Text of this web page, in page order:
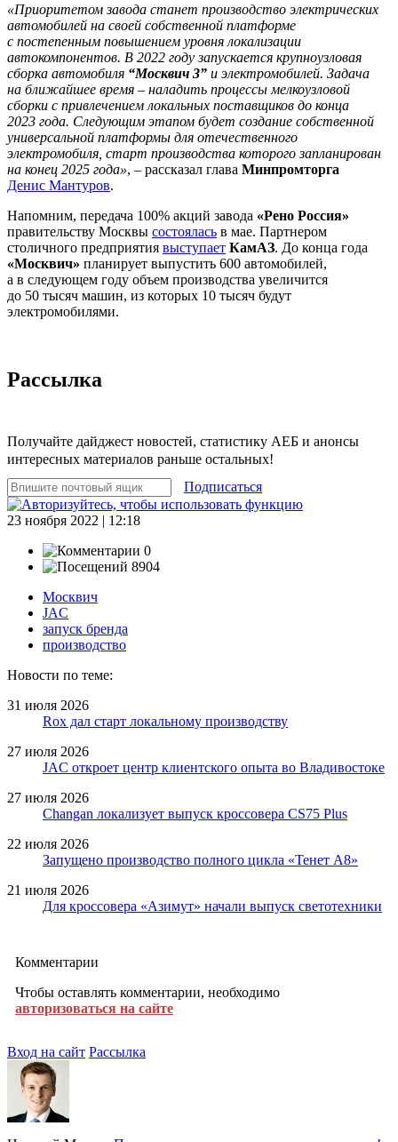
«Приоритетом завода станет производство электрических
автомобилей на своей собственной платформе
с постепенным повышением уровня локализации
автокомпонентов. В 2022 году запускается крупноузловая
сборка автомобиля “Москвич 3” и электромобилей. Задача
на ближайшее время – наладить процессы мелкоузловой
сборки с привлечением локальных поставщиков до конца
2023 года. Следующим этапом будет создание собственной
универсальной платформы для отечественного
электромобиля, старт производства которого запланирован
на конец 2025 года», – рассказал глава Минпромторга
Денис Мантуров.
Напомним, передача 100% акций завода «Рено Россия»
правительству Москвы состоялась в мае. Партнером
столичного предприятия выступает КамАЗ. До конца года
«Москвич» планирует выпустить 600 автомобилей,
а в следующем году объем производства увеличится
до 50 тысяч машин, из которых 10 тысяч будут
электромобилями.
Рассылка
Получайте дайджест новостей, статистику АЕБ и анонсы
интересных материалов раньше остальных!
Подписаться
23 ноября 2022 | 12:18
0
8904
Москвич
JAC
запуск бренда
производство
Новости по теме:
31 июля 2026
Rox дал старт локальному производству
27 июля 2026
JAC откроет центр клиентского опыта во Владивостоке
27 июля 2026
Changan локализует выпуск кроссовера CS75 Plus
22 июля 2026
Запущено производство полного цикла «Тенет A8»
21 июля 2026
Для кроссовера «Азимут» начали выпуск светотехники
Комментарии
Чтобы оставлять комментарии, необходимо
авторизоваться на сайте
Вход на сайт Рассылка